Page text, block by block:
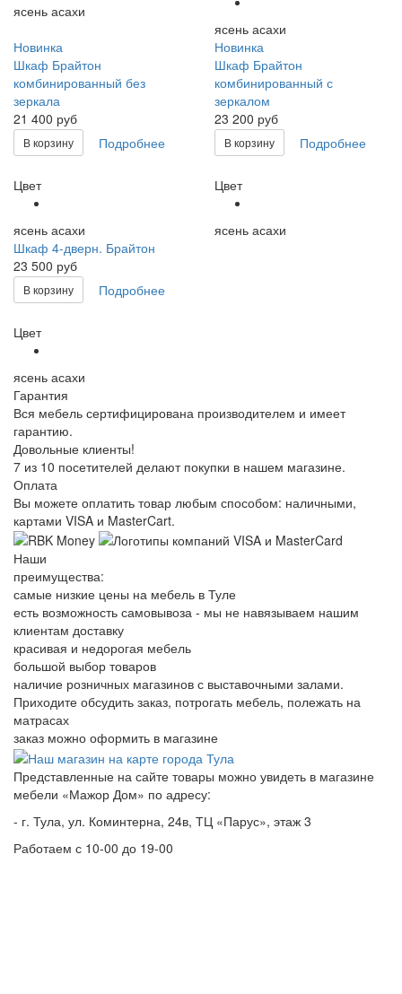
ясень асахи
ясень асахи
Новинка
Шкаф Брайтон
комбинированный без
зеркала
21 400 руб
В корзину Подробнее
Цвет
ясень асахи
Новинка
Шкаф Брайтон
комбинированный с
зеркалом
23 200 руб
В корзину Подробнее
Цвет
ясень асахи
Шкаф 4-дверн. Брайтон
23 500 руб
В корзину Подробнее
Цвет
ясень асахи
Гарантия
Вся мебель сертифицирована производителем и имеет
гарантию.
Довольные клиенты!
7 из 10 посетителей делают покупки в нашем магазине.
Оплата
Вы можете оплатить товар любым способом: наличными,
картами VISA и MasterCart.
Наши
преимущества:
самые низкие цены на мебель в Туле
есть возможность самовывоза - мы не навязываем нашим
клиентам доставку
красивая и недорогая мебель
большой выбор товаров
наличие розничных магазинов с выставочными залами.
Приходите обсудить заказ, потрогать мебель, полежать на
матрасах
заказ можно оформить в магазине
Представленные на сайте товары можно увидеть в магазине
мебели «Мажор Дом» по адресу:
- г. Тула, ул. Коминтерна, 24в, ТЦ «Парус», этаж 3
Работаем с 10-00 до 19-00